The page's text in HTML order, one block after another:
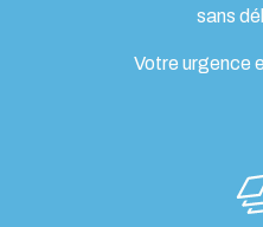
sans
Votre urgence